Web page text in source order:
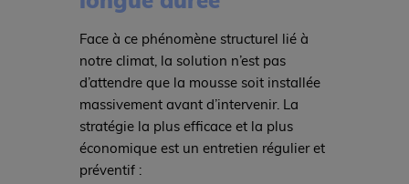
Face à ce phénomène structurel lié à
notre climat, la solution n’est pas
d’attendre que la mousse soit installée
massivement avant d’intervenir. La
stratégie la plus efficace et la plus
économique est un entretien régulier et
préventif :